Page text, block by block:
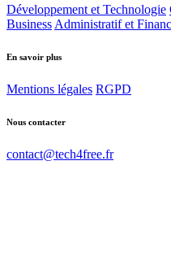
Développement et Technologie
Business Administratif et
En savoir plus
Mentions légales RGPD
Nous contacter
contact@tech4free.fr